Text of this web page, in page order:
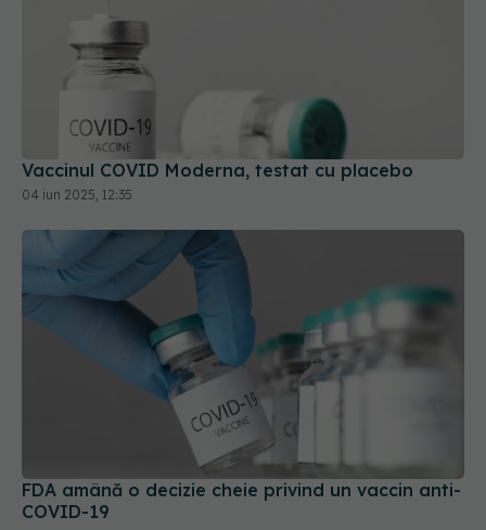
Vaccinul COVID Moderna, testat cu placebo
04 iun 2025, 12:35
FDA amână o decizie cheie privind un vaccin anti-
COVID-19